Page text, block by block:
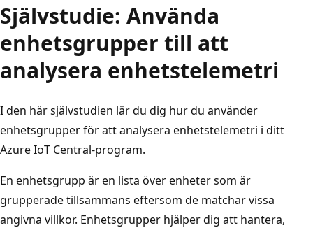
Självstudie: Använda
enhetsgrupper till att
analysera enhetstelemetri
I den här självstudien lär du dig hur du använder
enhetsgrupper för att analysera enhetstelemetri i ditt
Azure IoT Central-program.
En enhetsgrupp är en lista över enheter som är
grupperade tillsammans eftersom de matchar vissa
angivna villkor. Enhetsgrupper hjälper dig att hantera,